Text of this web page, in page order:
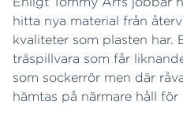
hitta nya material från
kvaliteter som plasten har.
träspillvara som får
som sockerrör men där
hämtas på närmare håll för